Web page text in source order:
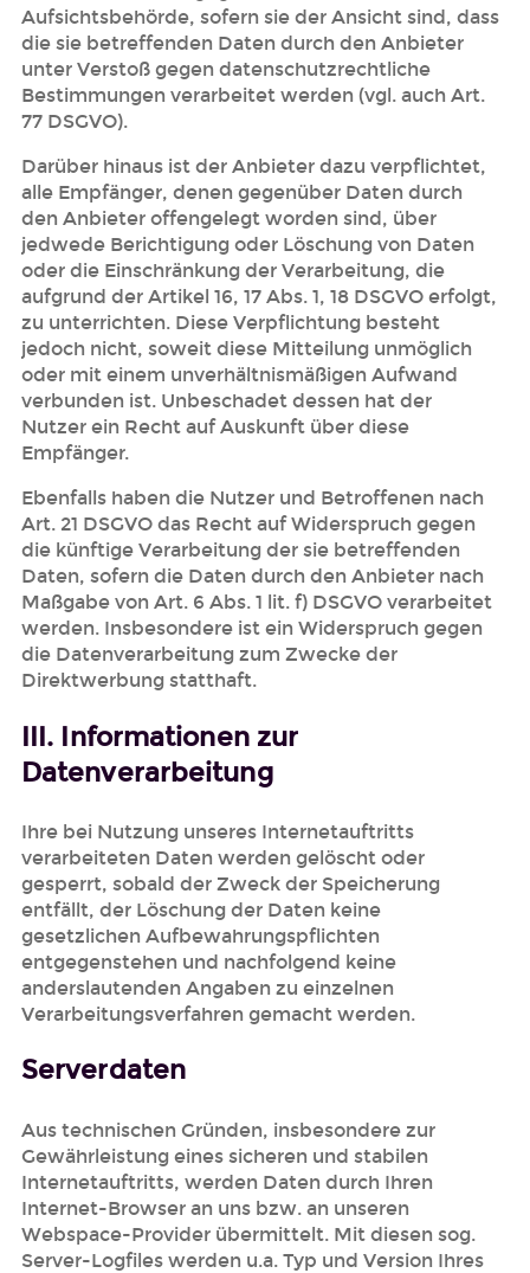
Aufsichtsbehörde, sofern sie der Ansicht sind, dass
die sie betreffenden Daten durch den Anbieter
unter Verstoß gegen datenschutzrechtliche
Bestimmungen verarbeitet werden (vgl. auch Art.
77 DSGVO).
Darüber hinaus ist der Anbieter dazu verpflichtet,
alle Empfänger, denen gegenüber Daten durch
den Anbieter offengelegt worden sind, über
jedwede Berichtigung oder Löschung von Daten
oder die Einschränkung der Verarbeitung, die
aufgrund der Artikel 16, 17 Abs. 1, 18 DSGVO erfolgt,
zu unterrichten. Diese Verpflichtung besteht
jedoch nicht, soweit diese Mitteilung unmöglich
oder mit einem unverhältnismäßigen Aufwand
verbunden ist. Unbeschadet dessen hat der
Nutzer ein Recht auf Auskunft über diese
Empfänger.
Ebenfalls haben die Nutzer und Betroffenen nach
Art. 21 DSGVO das Recht auf Widerspruch gegen
die künftige Verarbeitung der sie betreffenden
Daten, sofern die Daten durch den Anbieter nach
Maßgabe von Art. 6 Abs. 1 lit. f) DSGVO verarbeitet
werden. Insbesondere ist ein Widerspruch gegen
die Datenverarbeitung zum Zwecke der
Direktwerbung statthaft.
III. Informationen zur
Datenverarbeitung
Ihre bei Nutzung unseres Internetauftritts
verarbeiteten Daten werden gelöscht oder
gesperrt, sobald der Zweck der Speicherung
entfällt, der Löschung der Daten keine
gesetzlichen Aufbewahrungspflichten
entgegenstehen und nachfolgend keine
anderslautenden Angaben zu einzelnen
Verarbeitungsverfahren gemacht werden.
Serverdaten
Aus technischen Gründen, insbesondere zur
Gewährleistung eines sicheren und stabilen
Internetauftritts, werden Daten durch Ihren
Internet-Browser an uns bzw. an unseren
Webspace-Provider übermittelt. Mit diesen sog.
Server-Logfiles werden u.a. Typ und Version Ihres